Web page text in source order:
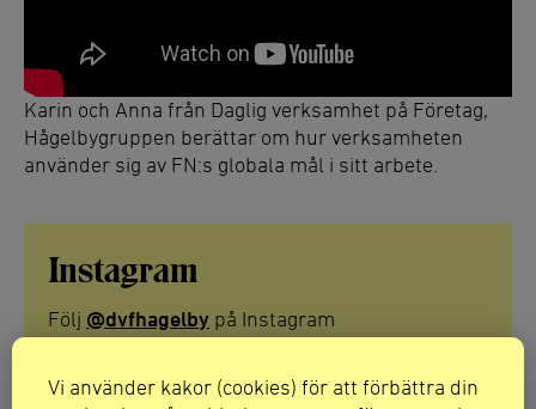
Karin och Anna från Daglig verksamhet på Företag,
Hågelbygruppen berättar om hur verksamheten
använder sig av FN:s globala mål i sitt arbete.
Instagram
Följ @dvfhagelby på Instagram
Vi använder kakor (cookies) för att förbättra din